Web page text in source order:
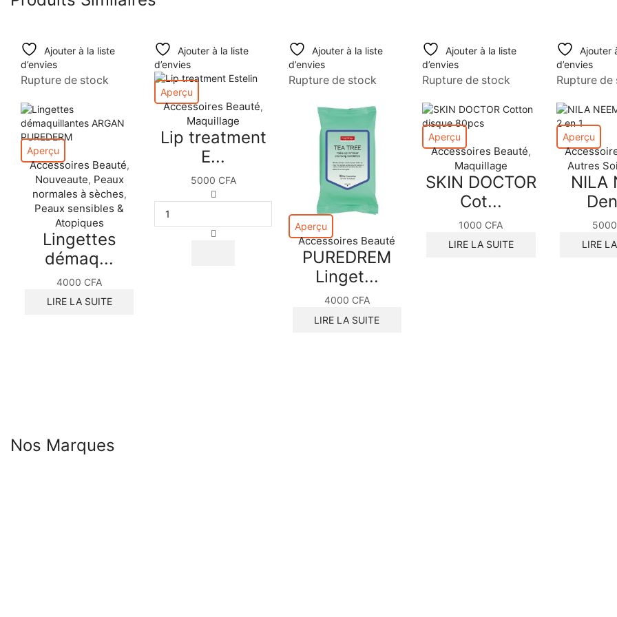
Ajouter à la liste
d’envies
Rupture de stock
Aperçu
Accessoires Beauté,
Nouveaute, Peaux
normales à sèches,
Peaux sensibles &
Atopiques
Lingettes
démaq...
4000 CFA
LIRE LA SUITE
Ajouter à la liste
d’envies
Aperçu
Accessoires Beauté,
Maquillage
Lip treatment
E...
5000 CFA
Ajouter à la liste
d’envies
Rupture de stock
Aperçu
Accessoires Beauté
PUREDREM
Linget...
4000 CFA
LIRE LA SUITE
Ajouter à la liste
d’envies
Rupture de stock
Aperçu
Accessoires Beauté,
Maquillage
SKIN DOCTOR
Cot...
1000 CFA
LIRE LA SUITE
Ajouter
d’envies
Rupture de
Aperçu
Autres
NILA
LIRE
Nos Marques